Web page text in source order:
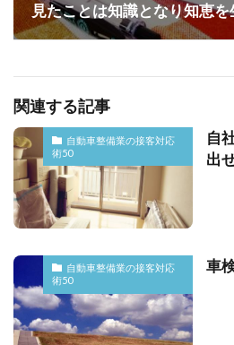
見たことは知識となり知恵を
関連する記事
自動車整備業の接客対応
術50
自
出
自動車整備業の接客対応
術50
車